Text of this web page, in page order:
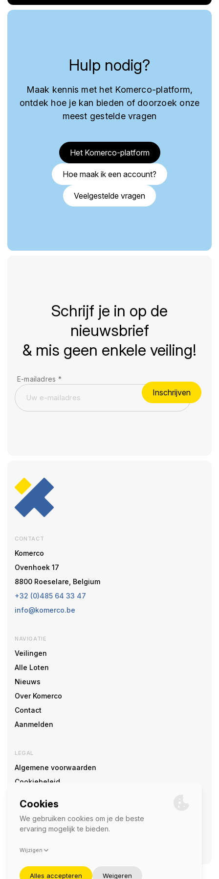
Hulp nodig?
Maak kennis met het Komerco-platform,
ontdek hoe je kan bieden of doorzoek onze
meest gestelde vragen
Het Komerco-platform
Hoe maak ik een account?
Veelgestelde vragen
Schrijf je in op de
nieuwsbrief
& mis geen enkele veiling!
E-mailadres *
Inschrijven
CONTACT
Komerco
Ovenhoek 17
8800 Roeselare, Belgium
+32 (0)485 64 33 47
info@komerco.be
NAVIGATIE
Veilingen
Alle Loten
Nieuws
Over Komerco
Contact
Aanmelden
LEGAL
Algemene voorwaarden
Cookiebeleid
SOCIAL
©2026 — Komerco